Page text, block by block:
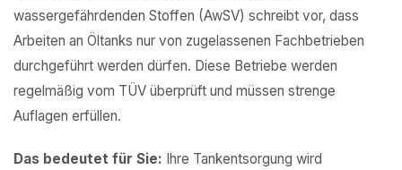
wassergefährdenden Stoffen (AwSV) schreibt vor, dass
Arbeiten an Öltanks nur von zugelassenen Fachbetrieben
durchgeführt werden dürfen. Diese Betriebe werden
regelmäßig vom TÜV überprüft und müssen strenge
Auflagen erfüllen.
Das bedeutet für Sie: Ihre Tankentsorgung wird